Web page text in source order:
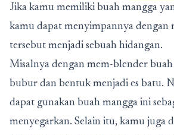
Jika kamu memiliki buah mangga
kamu dapat menyimpannya dengan
tersebut menjadi sebuah hidangan.
Misalnya dengan mem-blender
bubur dan bentuk menjadi es batu.
dapat gunakan buah mangga ini
menyegarkan. Selain itu, kamu juga